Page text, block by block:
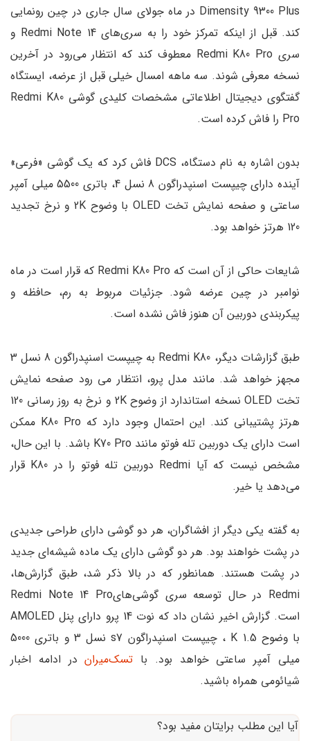
Dimensity 9300 Plus در ماه جولای سال جاری در چین رونمایی
کند. قبل از اینکه تمرکز خود را به سری‌های Redmi Note 14 و
سری Redmi K80 Pro معطوف کند که انتظار می‌رود در آخرین
نسخه معرفی شوند. سه ماهه امسال خیلی قبل از عرضه، ایستگاه
گفتگوی دیجیتال اطلاعاتی مشخصات کلیدی گوشی Redmi K80
Pro را فاش کرده است.
بدون اشاره به نام دستگاه، DCS فاش کرد که یک گوشی «فرعی»
آینده دارای چیپست اسنپدراگون 8 نسل 4، باتری 5500 میلی آمپر
ساعتی و صفحه نمایش تخت OLED با وضوح 2K و نرخ تجدید
120 هرتز خواهد بود.
شایعات حاکی از آن است که Redmi K80 Pro که قرار است در ماه
نوامبر در چین عرضه شود. جزئیات مربوط به رم، حافظه و
پیکربندی دوربین آن هنوز فاش نشده است.
طبق گزارشات دیگر، Redmi K80 به چیپست اسنپدراگون 8 نسل 3
مجهز خواهد شد. مانند مدل پرو، انتظار می رود صفحه نمایش
تخت OLED نسخه استاندارد از وضوح 2K و نرخ به روز رسانی 120
هرتز پشتیبانی کند. این احتمال وجود دارد که K80 Pro ممکن
است دارای یک دوربین تله فوتو مانند K70 Pro باشد. با این حال،
مشخص نیست که آیا Redmi دوربین تله فوتو را در K80 قرار
می‌دهد یا خیر.
به گفته یکی دیگر از افشاگران، هر دو گوشی دارای طراحی جدیدی
در پشت خواهند بود. هر دو گوشی دارای یک ماده شیشه‌ای جدید
در پشت هستند. همانطور که در بالا ذکر شد، طبق گزارش‌ها،
Redmi در حال توسعه سری گوشی‌هایRedmi Note 14 Pro
است. گزارش اخیر نشان داد که نوت 14 پرو دارای پنل AMOLED
با وضوح 1.5 K ، چیپست اسنپدراگون s7 نسل 3 و باتری 5000
میلی آمپر ساعتی خواهد بود. با تسک‌میراندر ادامه اخبار
شیائومی همراه باشید.
آیا این مطلب برایتان مفید بود؟